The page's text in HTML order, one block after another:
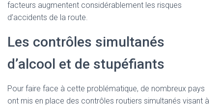
facteurs augmentent considérablement les risques
d’accidents de la route.
Les contrôles simultanés
d’alcool et de stupéfiants
Pour faire face à cette problématique, de nombreux pays
ont mis en place des contrôles routiers simultanés visant à